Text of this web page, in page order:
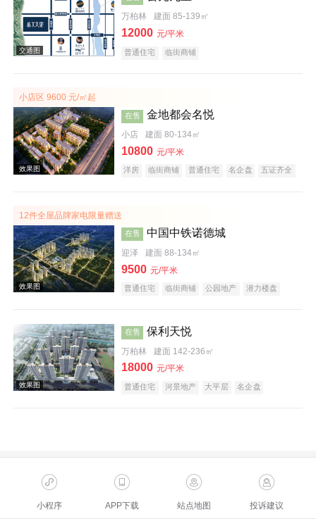
效果图
效果图
效果图
万柏林 建面 85-139㎡
12000 元/平米
普通住宅 临街商铺
小店区 9600 元/㎡起
在售 金地都会名悦
小店 建面 80-134㎡
10800 元/平米
洋房 临街商铺 普通住宅 名企盘
五证齐全
12件全屋品牌家电限量赠送
在售 中国中铁诺德城
迎泽 建面 88-134㎡
9500 元/平米
普通住宅 临街商铺 公园地产
潜力楼盘
在售 保利天悦
万柏林 建面 142-236㎡
18000 元/平米
普通住宅 河景地产 大平层
名企盘
小程序 APP下载 站点地图 投诉建议